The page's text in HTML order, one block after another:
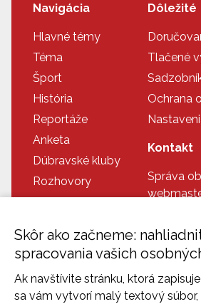
Navigácia
Hlavné témy
Téma
Šport
História
Reportáže
Anketa
Dúbravské kluby
Rozhovory
Recepty
Program
Dúbravka na fotkách
Kontakt
Dôležité
Tlačené
Ochrana
Kontakt
Správa
Dispečing:
Skôr ako začneme:
spracovania vašich
Ak navštívite stránku, ktorá
sa vám vytvorí malý textový